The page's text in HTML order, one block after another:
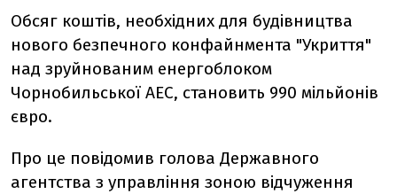
Обсяг коштів, необхідних для будівництва
нового безпечного конфайнмента "Укриття"
над зруйнованим енергоблоком
Чорнобильської АЕС, становить 990 мільйонів
євро.
Про це повідомив голова Державного
агентства з управління зоною відчуження